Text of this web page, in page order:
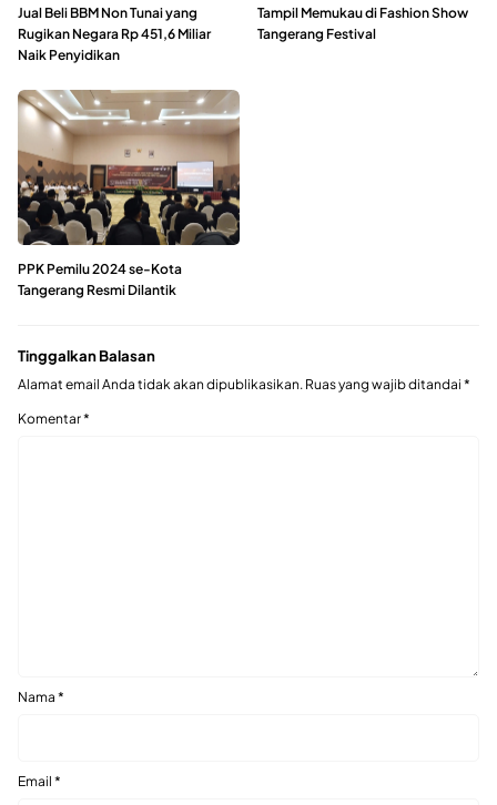
Jual Beli BBM Non Tunai yang
Rugikan Negara Rp 451,6 Miliar
Naik Penyidikan
Tampil Memukau di Fashion Show
Tangerang Festival
PPK Pemilu 2024 se-Kota
Tangerang Resmi Dilantik
Tinggalkan Balasan
Alamat email Anda tidak akan dipublikasikan. Ruas yang wajib ditandai *
Komentar*
Nama *
Email *